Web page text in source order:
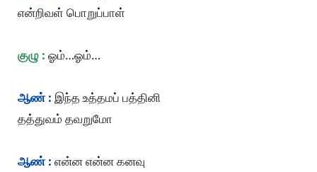
என்றிவள் பொறுப்பாள்
குழு : ஓம்…ஓம்…
ஆண் : இந்த உத்தமப் பத்தினி
தத்துவம் தவறுமோ
ஆண் : என்ன என்ன கனவு